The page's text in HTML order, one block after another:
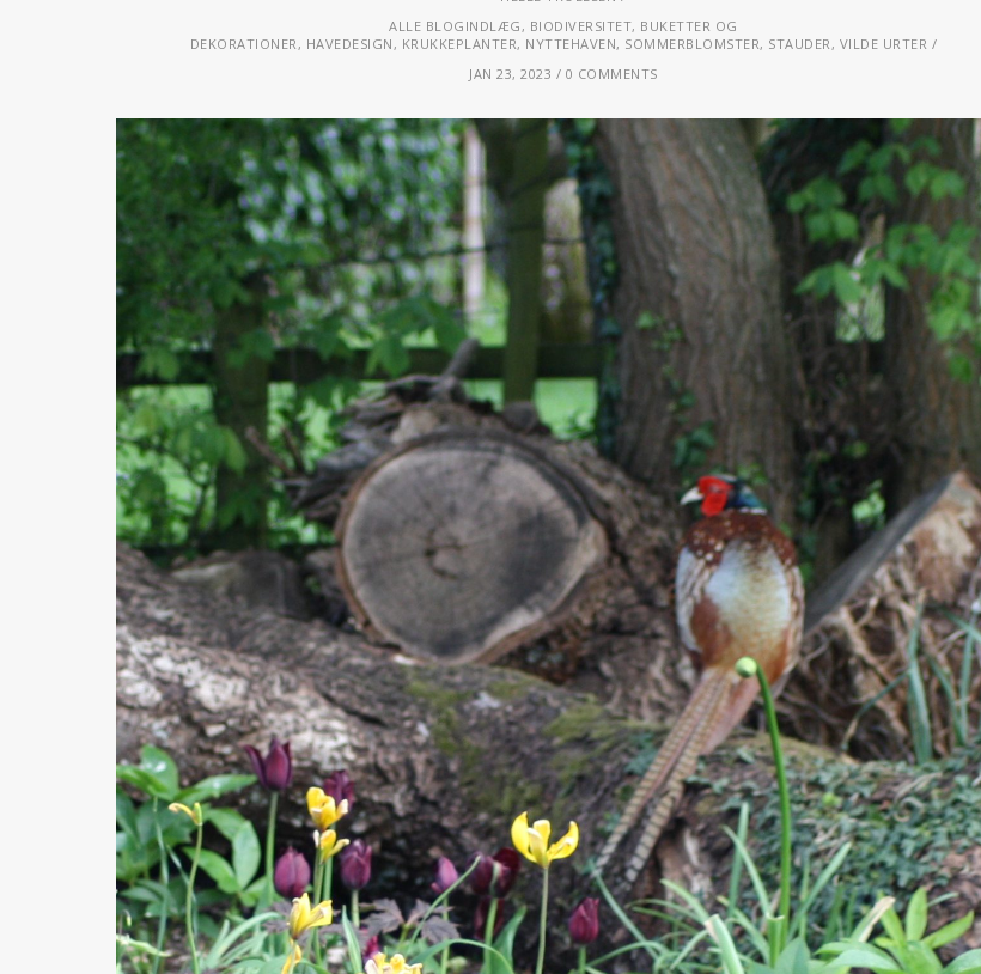
ALLE BLOGINDLÆG , BIODIVERSITET, BUKETTER OG
DEKORATIONER , HAVEDESIGN , KRUKKEPLANTER, NYTTEHAVEN, SOMMERBLOMSTER, STAUDER , VILDE URTER
JAN 23, 2023
0 COMMENTS